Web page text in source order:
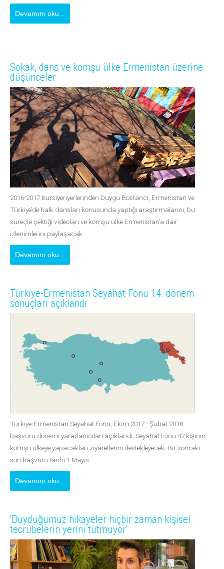
Devamını oku...
Sokak, dans ve komşu ülke Ermenistan üzerine
düşünceler
2016-2017 bursiyeriyerlerinden Duygu Bostancı, Ermenistan ve
Türkiye’de halk dansları konusunda yaptığı araştırmalarını, bu
süreçte çektiği videoları ve komşu ülke Ermenistan’a dair
izlenimlerini paylaşacak.
Devamını oku...
Türkiye-Ermenistan Seyahat Fonu 14. dönem
sonuçları açıklandı
Türkiye-Ermenistan Seyahat Fonu, Ekim 2017 - Şubat 2018
başvuru dönemi yararlanıcıları açıklandı. Seyahat Fonu 42 kişinin
komşu ülkeye yapacakları ziyaretlerini destekleyecek. Bir sonraki
son başvuru tarihi 1 Mayıs.
Devamını oku...
'Duyduğumuz hikayeler hiçbir zaman kişisel
tecrübelerin yerini tutmuyor'